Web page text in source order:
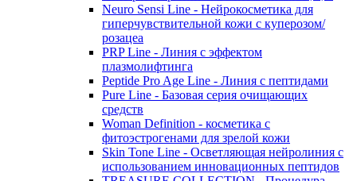
Neuro Sensi Line - Нейрокосметика для
гиперчувствительной кожи с куперозом/
розацеа
PRP Line - Линия с эффектом
плазмолифтинга
Peptide Pro Age Line - Линия с пептидами
Pure Line - Базовая серия очищающих
средств
Woman Definition - косметика с
фитоэстрогенами для зрелой кожи
Skin Tone Line - Осветляющая нейролиния с
использованием инновационных пептидов